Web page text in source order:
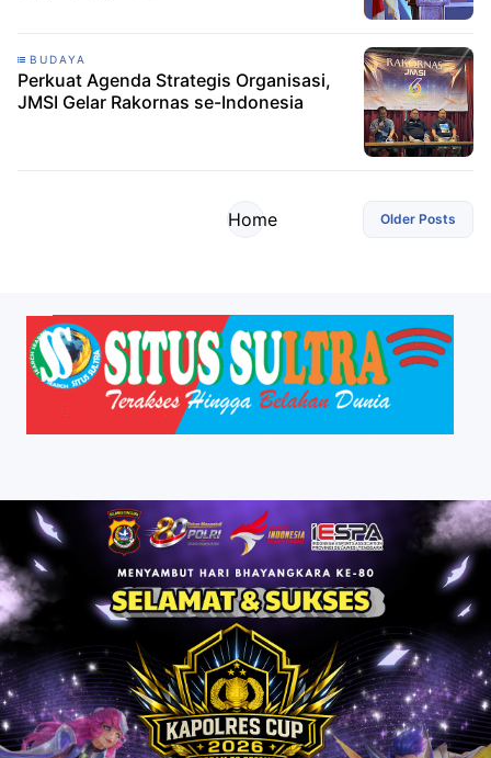
BUDAYA
Perkuat Agenda Strategis Organisasi,
JMSI Gelar Rakornas se-Indonesia
Older Posts
Home